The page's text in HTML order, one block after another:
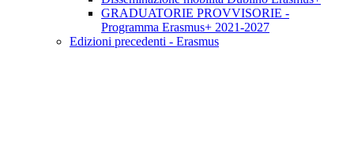
GRADUATORIE PROVVISORIE -
Programma Erasmus+ 2021-2027
Edizioni precedenti - Erasmus